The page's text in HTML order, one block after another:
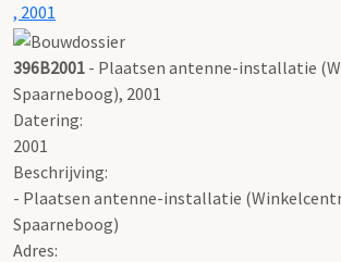
, 2001
396B2001 - Plaatsen antenne-installatie
Spaarneboog), 2001
Datering:
2001
Beschrijving:
- Plaatsen antenne-installatie
Spaarneboog)
Adres: